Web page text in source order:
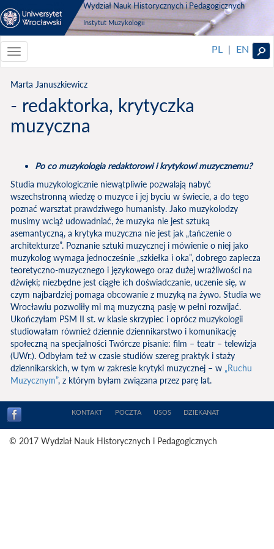
Wydział Nauk Historycznych i Pedagogicznych
Instytut Muzykologii
Toggle
navigationToggle
PL | EN
Marta Januszkiewicz
- redaktorka, krytyczka
muzyczna
Po co muzykologia redaktorowi i krytykowi muzycznemu?
Studia muzykologicznie niewątpliwie pozwalają nabyć
wszechstronną wiedzę o muzyce i jej byciu w świecie, a do tego
poznać warsztat prawdziwego humanisty. Jako muzykolodzy
musimy wciąż udowadniać, że muzyka nie jest sztuką
asemantyczną, a krytyka muzyczna nie jest jak „tańczenie o
architekturze”. Poznanie sztuki muzycznej i mówienie o niej jako
muzykolog wymaga jednocześnie „szkiełka i oka”, dobrego zaplecza
teoretyczno-muzycznego i językowego oraz dużej wrażliwości na
dźwięki; niezbędne jest ciągłe ich doświadczanie, uczenie się, w
czym najbardziej pomaga obcowanie z muzyką na żywo. Studia we
Wrocławiu pozwoliły mi mą muzyczną pasję w pełni rozwijać.
Ukończyłam PSM II st. w klasie skrzypiec i oprócz muzykologii
studiowałam również dziennie dziennikarstwo i komunikację
społeczną na specjalności Twórcze pisanie: film – teatr – telewizja
(UWr.). Odbyłam też w czasie studiów szereg praktyk i staży
dziennikarskich, w tym w zakresie krytyki muzycznej – w „Ruchu
Muzycznym”, z którym byłam związana przez parę lat.
KONTAKT POCZTA USOS DZIEKANAT
© 2017 Wydział Nauk Historycznych i Pedagogicznych